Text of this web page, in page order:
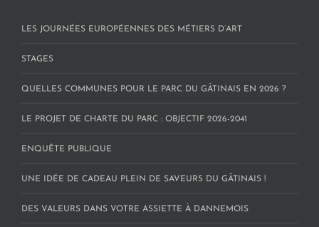
LES JOURNÉES EUROPÉENNES DES MÉTIERS D’ART
STAGES
QUELLES COMMUNES POUR LE PARC DU GÂTINAIS EN 2026 ?
LE PROJET DE CHARTE DU PARC : OBJECTIF 2026-2041
ENQUÊTE PUBLIQUE
UNE IDÉE DE CADEAU PLEIN DE SAVEURS DU GÂTINAIS !
DES VALEURS DANS VOTRE ASSIETTE À DANNEMOIS